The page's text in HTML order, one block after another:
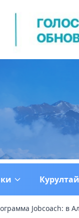
Курултай
Jobcoach: в